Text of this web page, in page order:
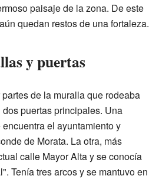
paisaje de la zona. De este
quedan restos de una fortaleza.
y puertas
de la muralla que rodeaba
puertas principales. Una
el ayuntamiento y
de Morata. La otra, más
calle Mayor Alta y se conocía
Tenía tres arcos y se mantuvo en